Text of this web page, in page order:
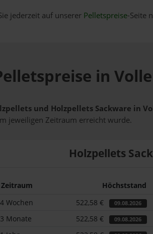
jederzeit auf unserer Pelletspreise-Seite
in
und Holzpellets Sackware in
jeweiligen Zeitraum erreicht wurde.
Holzpellets
Zeitraum Höchststand
4 Wochen
522,58 € 09.08.2026
3 Monate 522,58 € 09.08.2026